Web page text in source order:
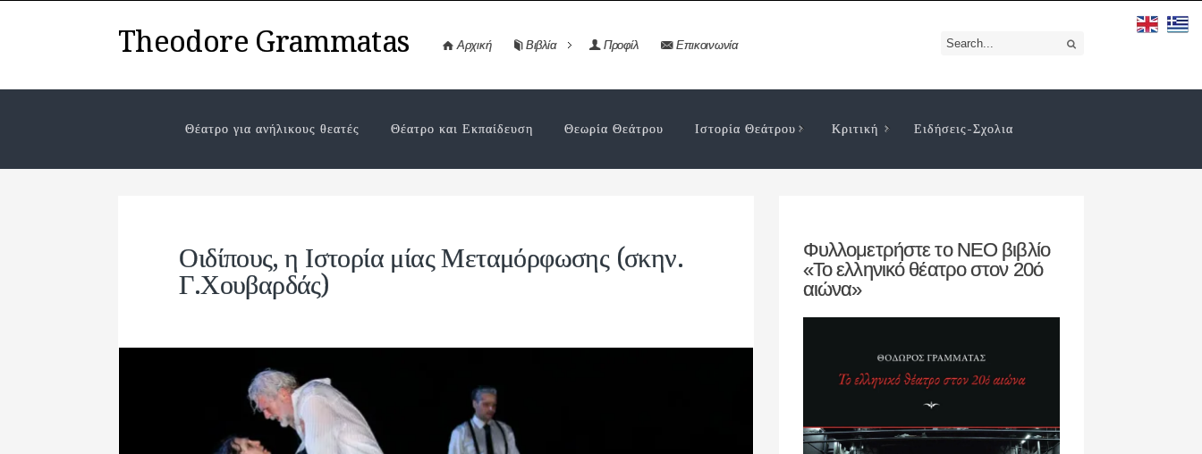
Theodore Grammatas Αρχική Βιβλία Προφίλ Επικοινωνία
Θέατρο για ανήλικους θεατές Θέατρο και Εκπαίδευση Θεωρία Θεάτρου Ιστορία Θεάτρου Κριτική Ειδήσεις-Σχολια
Οιδίπους, η Ιστορία μίας Μεταμόρφωσης (σκην.
Γ.Χουβαρδάς)
Φυλλομετρήστε το ΝΕΟ βιβλίο
«Το ελληνικό θέατρο στον 20ό
αιώνα»